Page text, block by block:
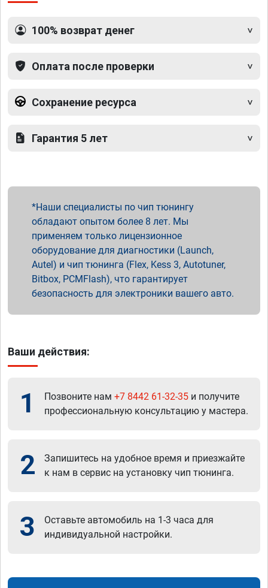
100% возврат денег
Оплата после проверки
Сохранение ресурса
Гарантия 5 лет
Наши специалисты по чип тюнингу
обладают опытом более 8 лет. Мы
применяем только лицензионное
оборудование для диагностики (Launch,
Autel) и чип тюнинга (Flex, Kess 3, Autotuner,
Bitbox, PCMFlash), что гарантирует
безопасность для электроники вашего авто.
Ваши действия:
1 Позвоните нам +7 8442 61-32-35 и получите
профессиональную консультацию у мастера.
2
Запишитесь на удобное время и приезжайте
к нам в сервис на установку чип тюнинга.
3
Оставьте автомобиль на 1-3 часа для
индивидуальной настройки.